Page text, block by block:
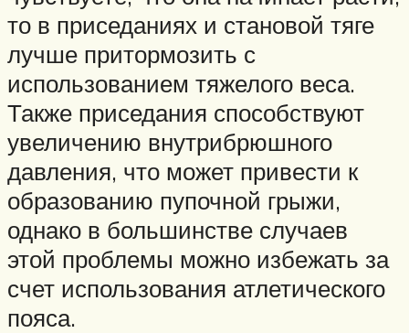
то в приседаниях и становой тяге
лучше притормозить с
использованием тяжелого веса.
Также приседания способствуют
увеличению внутрибрюшного
давления, что может привести к
образованию пупочной грыжи,
однако в большинстве случаев
этой проблемы можно избежать за
счет использования атлетического
пояса.